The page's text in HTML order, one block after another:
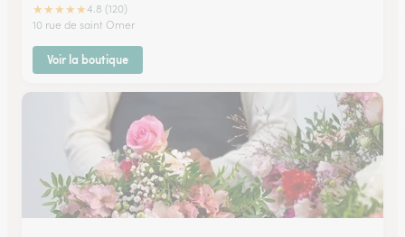
★★★★★4.8 (120)
10 rue de saint Omer
Voir la boutique